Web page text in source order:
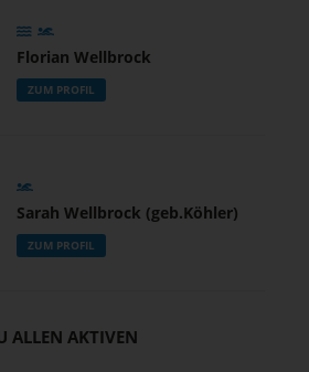
Florian Wellbrock
ZUM PROFIL
Sarah Wellbrock (geb.Köhler)
ZUM PROFIL
ALLEN AKTIVEN